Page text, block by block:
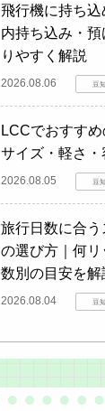
飛行機に持ち
内持ち込み・
りやすく解説
2026.08.06 豆
LCCでおすす
サイズ・軽さ
2026.08.05 豆
旅行日数に合
の選び方｜何リ
数別の目安を解
2026.08.04 豆